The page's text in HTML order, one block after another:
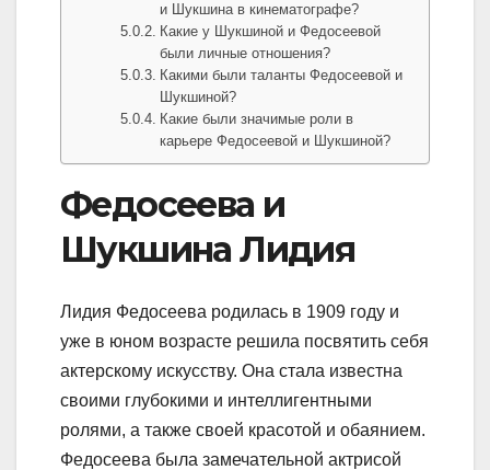
и Шукшина в кинематографе?
Какие у Шукшиной и Федосеевой
были личные отношения?
Какими были таланты Федосеевой и
Шукшиной?
Какие были значимые роли в
карьере Федосеевой и Шукшиной?
Федосеева и
Шукшина Лидия
Лидия Федосеева родилась в 1909 году и
уже в юном возрасте решила посвятить себя
актерскому искусству. Она стала известна
своими глубокими и интеллигентными
ролями, а также своей красотой и обаянием.
Федосеева была замечательной актрисой